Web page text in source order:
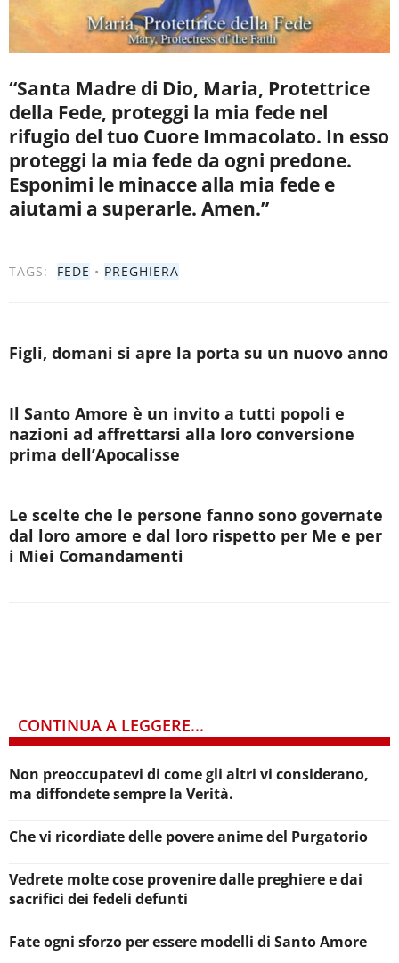
“Santa Madre di Dio, Maria, Protettrice
della Fede, proteggi la mia fede nel
rifugio del tuo Cuore Immacolato. In esso
proteggi la mia fede da ogni predone.
Esponimi le minacce alla mia fede e
aiutami a superarle. Amen.”
TAGS: FEDE • PREGHIERA
Figli, domani si apre la porta su un nuovo anno
Il Santo Amore è un invito a tutti popoli e
nazioni ad affrettarsi alla loro conversione
prima dell’Apocalisse
Le scelte che le persone fanno sono governate
dal loro amore e dal loro rispetto per Me e per
i Miei Comandamenti
CONTINUA A LEGGERE...
Non preoccupatevi di come gli altri vi considerano,
ma diffondete sempre la Verità.
Che vi ricordiate delle povere anime del Purgatorio
Vedrete molte cose provenire dalle preghiere e dai
sacrifici dei fedeli defunti
Fate ogni sforzo per essere modelli di Santo Amore